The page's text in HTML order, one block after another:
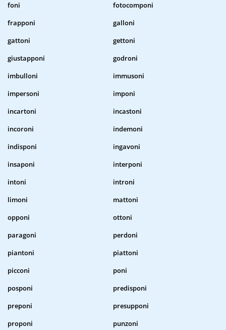
foni
fotocomponi
frapponi
galloni
gattoni
gettoni
giustapponi
godroni
imbulloni
immusoni
impersoni
imponi
incartoni
incastoni
incoroni
indemoni
indisponi
ingavoni
insaponi
interponi
intoni
introni
limoni
mattoni
opponi
ottoni
paragoni
perdoni
piantoni
piattoni
picconi
poni
posponi
predisponi
preponi
presupponi
proponi
punzoni